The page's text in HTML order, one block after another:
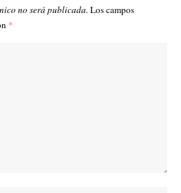
no será publicada. Los campos
*